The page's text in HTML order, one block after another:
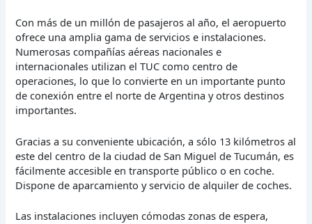
Con más de un millón de pasajeros al año, el aeropuerto
ofrece una amplia gama de servicios e instalaciones.
Numerosas compañías aéreas nacionales e
internacionales utilizan el TUC como centro de
operaciones, lo que lo convierte en un importante punto
de conexión entre el norte de Argentina y otros destinos
importantes.
Gracias a su conveniente ubicación, a sólo 13 kilómetros al
este del centro de la ciudad de San Miguel de Tucumán, es
fácilmente accesible en transporte público o en coche.
Dispone de aparcamiento y servicio de alquiler de coches.
Las instalaciones incluyen cómodas zonas de espera,